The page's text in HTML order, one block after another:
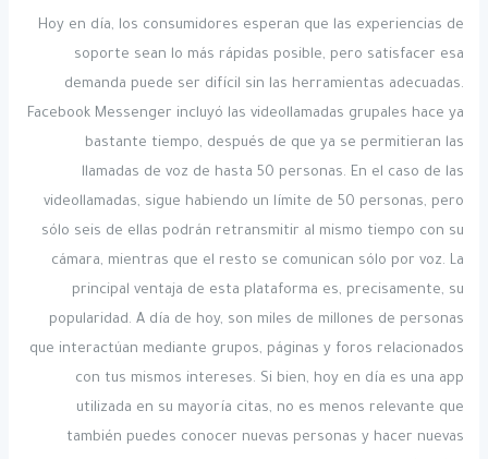
Hoy en día, los consumidores esperan que las experiencias de
soporte sean lo más rápidas posible, pero satisfacer esa
demanda puede ser difícil sin las herramientas adecuadas.
Facebook Messenger incluyó las videollamadas grupales hace ya
bastante tiempo, después de que ya se permitieran las
llamadas de voz de hasta 50 personas. En el caso de las
videollamadas, sigue habiendo un límite de 50 personas, pero
sólo seis de ellas podrán retransmitir al mismo tiempo con su
cámara, mientras que el resto se comunican sólo por voz. La
principal ventaja de esta plataforma es, precisamente, su
popularidad. A día de hoy, son miles de millones de personas
que interactúan mediante grupos, páginas y foros relacionados
con tus mismos intereses. Si bien, hoy en día es una app
utilizada en su mayoría citas, no es menos relevante que
también puedes conocer nuevas personas y hacer nuevas